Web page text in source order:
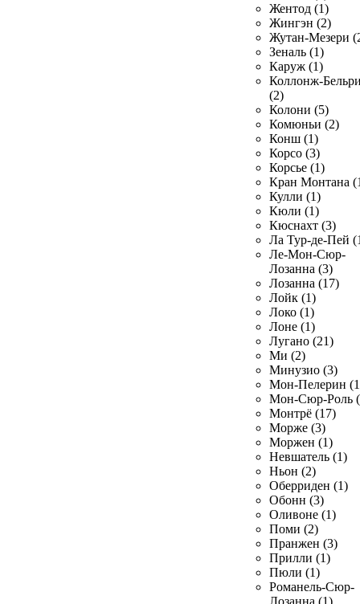
Жентод (1)
Жингэн (2)
Жутан-Мезери
Зеналь (1)
Каруж (1)
Коллонж-
(2)
Колони (5)
Комюньи (2)
Конш (1)
Корсо (3)
Корсье (1)
Кран Монтана
Кулли (1)
Кюли (1)
Кюснахт (3)
Ла Тур-де-Пей
Ле-Мон-Сюр-
Лозанна (3)
Лозанна (17)
Лойк (1)
Локо (1)
Лоне (1)
Лугано (21)
Ми (2)
Минузио (3)
Мон-Пелерин
Мон-Сюр-Роль
Монтрё (17)
Морже (3)
Моржен (1)
Невшатель (1)
Ньон (2)
Оберриден (1)
Обонн (3)
Оливоне (1)
Поми (2)
Пранжен (3)
Прилли (1)
Пюли (1)
Романель-Сюр-
Лозанна (1)